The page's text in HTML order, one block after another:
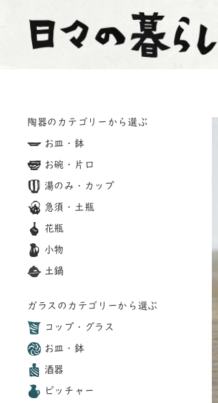
陶器のカテゴリーから選ぶ
お皿・鉢
お碗・片口
湯のみ・カップ
急須・土瓶
花瓶
小物
土鍋
ガラスのカテゴリーから選ぶ
コップ・グラス
お皿・鉢
酒器
ピッチャー